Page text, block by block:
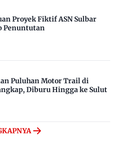
Proyek Fiktif ASN Sulbar
Penuntutan
Puluhan Motor Trail di
Diburu Hingga ke Sulut